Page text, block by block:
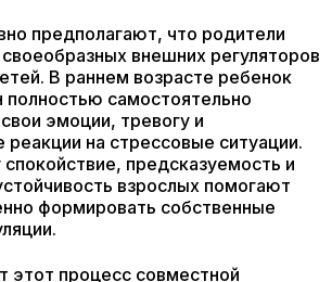
предполагают, что родители
внешних регуляторов
В раннем возрасте ребенок
самостоятельно
эмоции, тревогу и
реакции на стрессовые ситуации.
предсказуемость и
взрослых помогают
формировать собственные
этот процесс совместной